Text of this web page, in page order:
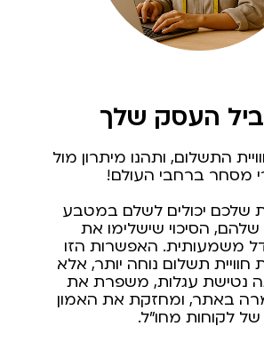
העסק שלך
התשלום, ותהנו מיתרון מול
מסחר ברחבי העולם!
שלכם יכולים לשלם במטבע
הסיכוי שישלימו את
משמעותית. האפשרות הזו
חוויית תשלום נוחה יותר, אלא
נטישת עגלות, משפרת את
באתר, ומחזקת את האמון
של לקוחות מחו"ל.